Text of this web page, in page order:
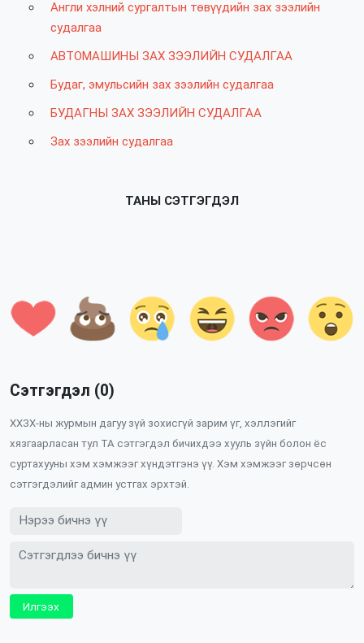
Англи хэлний сургалтын төвүүдийн зах зээлийн
судалгаа
АВТОМАШИНЫ ЗАХ ЗЭЭЛИЙН СУДАЛГАА
Будаг, эмульсийн зах зээлийн судалгаа
БУДАГНЫ ЗАХ ЗЭЭЛИЙН СУДАЛГАА
Зах зээлийн судалгаа
ТАНЫ СЭТГЭГДЭЛ
Сэтгэгдэл (0)
ХХЗХ-ны журмын дагуу зүй зохисгүй зарим үг, хэллэгийг
хязгаарласан тул ТА сэтгэгдэл бичихдээ хууль зүйн болон ёс
суртахууны хэм хэмжээг хүндэтгэнэ үү. Хэм хэмжээг зөрчсөн
сэтгэгдэлийг админ устгах эрхтэй.
Илгээх